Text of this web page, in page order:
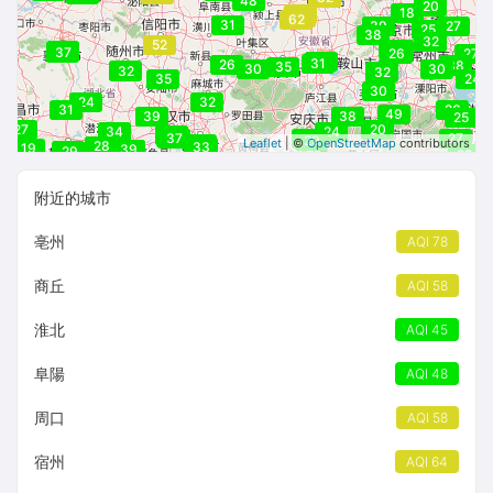
37
42
28
30
38
54
29
39
38
25
28
48
52
33
26
32
24
29
29
38
36
58
24
31
32
27
32
30
37
31
25
49
49
27
35
35
55
38
42
18
27
32
28
31
33
26
29
32
34
24
35
27
33
37
20
39
20
19
30
39
62
30
38
39
26
26
29
Leaflet| ©OpenStreetMap contributors
附近的城市
亳州 AQI 78
商丘 AQI 58
淮北 AQI 45
阜陽 AQI 48
周口 AQI 58
宿州 AQI 64